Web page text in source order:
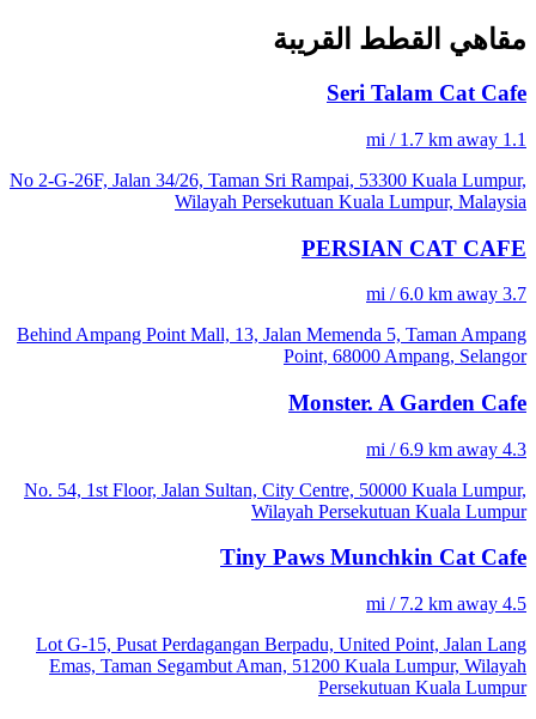
مقاهي القطط القريبة
Seri Talam Cat Cafe
1.1 mi / 1.7 km away
No 2-G-26F, Jalan 34/26, Taman Sri Rampai, 53300 Kuala Lumpur,
Wilayah Persekutuan Kuala Lumpur, Malaysia
PERSIAN CAT CAFE
3.7 mi / 6.0 km away
Behind Ampang Point Mall, 13, Jalan Memenda 5, Taman Ampang
Point, 68000 Ampang, Selangor
Monster. A Garden Cafe
4.3 mi / 6.9 km away
No. 54, 1st Floor, Jalan Sultan, City Centre, 50000 Kuala Lumpur,
Wilayah Persekutuan Kuala Lumpur
Tiny Paws Munchkin Cat Cafe
4.5 mi / 7.2 km away
Lot G-15, Pusat Perdagangan Berpadu, United Point, Jalan Lang
Emas, Taman Segambut Aman, 51200 Kuala Lumpur, Wilayah
Persekutuan Kuala Lumpur